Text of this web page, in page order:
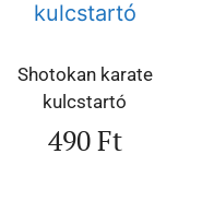
Shotokan karate
kulcstartó
490Ft